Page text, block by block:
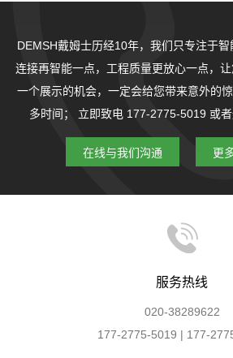
DEMSH戴姆士历经10年，我们只专注于智
连接再智能一点，工程质量更放心一点，让
一个展示的机会，一定会给您带来意外的
多时间；
立即致电 177-2775-5019 或者
在线与我们沟通 更
服务热线
020-38289622
177-2775-5019 | 177-